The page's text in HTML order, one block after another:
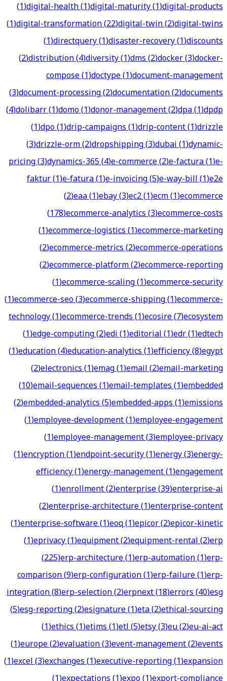
(1)digital-health(1)digital-maturity(1)digital-products
(1)digital-transformation(22)digital-twin(2)digital-twins
(1)directquery(1)disaster-recovery(1)discounts
(2)distribution(4)diversity(1)dms(2)docker(3)docker-
compose(1)doctype(1)document-management
(3)document-processing(2)documentation(2)documents
(4)dolibarr(1)domo(1)donor-management(2)dpa(1)dpdp
(1)dpo(1)drip-campaigns(1)drip-content(1)drizzle
(3)drizzle-orm(2)dropshipping(3)dubai(1)dynamic-
pricing(3)dynamics-365(4)e-commerce(2)e-factura(1)e-
faktur(1)e-fatura(1)e-invoicing(5)e-way-bill(1)e2e
(2)eaa(1)ebay(3)ec2(1)ecm(1)ecommerce
(178)ecommerce-analytics(3)ecommerce-costs
(1)ecommerce-logistics(1)ecommerce-marketing
(2)ecommerce-metrics(2)ecommerce-operations
(2)ecommerce-platform(2)ecommerce-reporting
(1)ecommerce-scaling(1)ecommerce-security
(1)ecommerce-seo(3)ecommerce-shipping(1)ecommerce-
technology(1)ecommerce-trends(1)ecosire(7)ecosystem
(1)edge-computing(2)edi(1)editorial(1)edr(1)edtech
(1)education(4)education-analytics(1)efficiency(8)egypt
(2)electronics(1)emag(1)email(2)email-marketing
(10)email-sequences(1)email-templates(1)embedded
(2)embedded-analytics(5)embedded-apps(1)emissions
(1)employee-development(1)employee-engagement
(1)employee-management(3)employee-privacy
(1)encryption(1)endpoint-security(1)energy(3)energy-
efficiency(1)energy-management(1)engagement
(1)enrollment(2)enterprise(39)enterprise-ai
(2)enterprise-architecture(1)enterprise-content
(1)enterprise-software(1)eoq(1)epicor(2)epicor-kinetic
(1)eprivacy(1)equipment(2)equipment-rental(2)erp
(225)erp-architecture(1)erp-automation(1)erp-
comparison(9)erp-configuration(1)erp-failure(1)erp-
integration(8)erp-selection(2)erpnext(18)errors(40)esg
(5)esg-reporting(2)esignature(1)eta(2)ethical-sourcing
(1)ethics(1)etims(1)etl(5)etsy(3)eu(2)eu-ai-act
(1)europe(2)evaluation(3)event-management(2)events
(1)excel(3)exchanges(1)executive-reporting(1)expansion